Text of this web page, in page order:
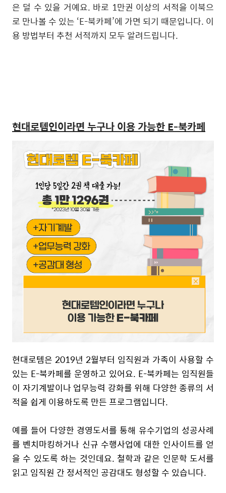
은 덜 수 있을 거예요. 바로 1만권 이상의 서적을 이북으
로 만나볼 수 있는 ‘E-북카페’에 가면 되기 때문입니다. 이
용 방법부터 추천 서적까지 모두 알려드립니다.
현대로템인이라면 누구나 이용 가능한E-북카페
현대로템은 2019년 2월부터 임직원과 가족이 사용할 수
있는 E-북카페를 운영하고 있어요. E-북카페는 임직원들
이 자기계발이나 업무능력 강화를 위해 다양한 종류의 서
적을 쉽게 이용하도록 만든프로그램입니다.
예를 들어 다양한 경영도서를 통해 유수기업의 성공사례
를 벤치마킹하거나 신규 수행사업에 대한 인사이트를 얻
을 수 있도록 하는 것인데요. 철학과 같은 인문학 도서를
읽고 임직원 간 정서적인 공감대도 형성할 수 있습니다.